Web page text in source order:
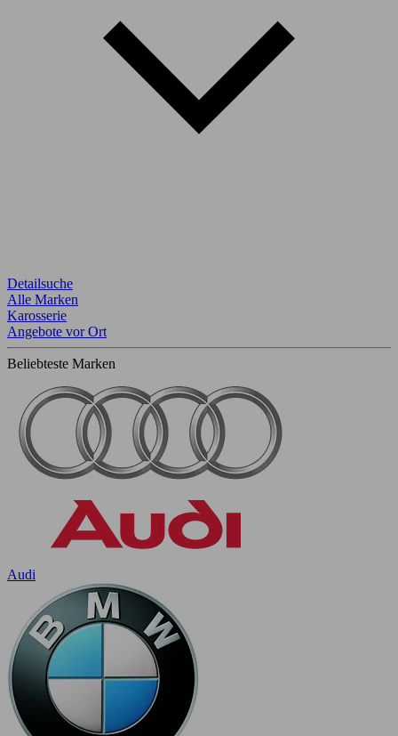
Detailsuche
Alle Marken
Karosserie
Angebote vor Ort
Beliebteste Marken
Audi